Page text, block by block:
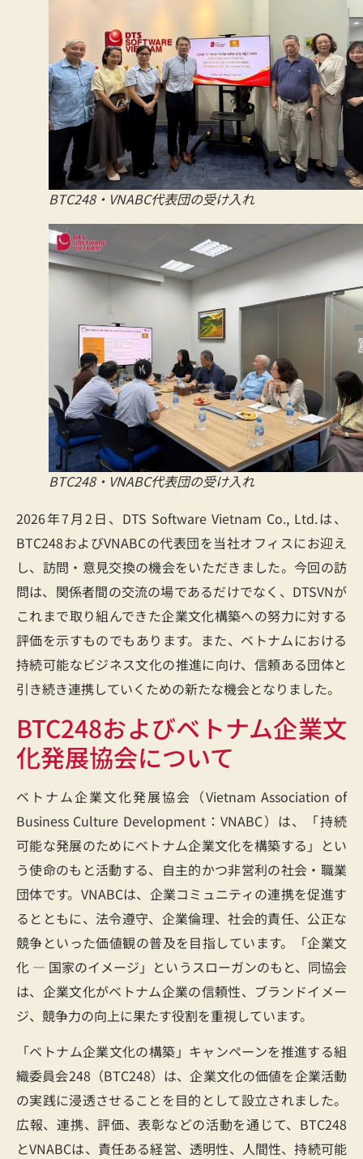
BTC248・VNABC代表団の受け入れ
BTC248・VNABC代表団の受け入れ
2026年7月2日、DTS Software Vietnam Co., Ltd.は、
BTC248およびVNABCの代表団を当社オフィスにお迎え
し、訪問・意見交換の機会をいただきました。今回の訪
問は、関係者間の交流の場であるだけでなく、DTSVNが
これまで取り組んできた企業文化構築への努力に対する
評価を示すものでもあります。また、ベトナムにおける
持続可能なビジネス文化の推進に向け、信頼ある団体と
引き続き連携していくための新たな機会となりました。
BTC248およびベトナム企業文
化発展協会について
ベトナム企業文化発展協会（Vietnam Association of
Business Culture Development：VNABC）は、「持続
可能な発展のためにベトナム企業文化を構築する」とい
う使命のもと活動する、自主的かつ非営利の社会・職業
団体です。VNABCは、企業コミュニティの連携を促進す
るとともに、法令遵守、企業倫理、社会的責任、公正な
競争といった価値観の普及を目指しています。「企業文
化 ― 国家のイメージ」というスローガンのもと、同協会
は、企業文化がベトナム企業の信頼性、ブランドイメー
ジ、競争力の向上に果たす役割を重視しています。
「ベトナム企業文化の構築」キャンペーンを推進する組
織委員会248（BTC248）は、企業文化の価値を企業活動
の実践に浸透させることを目的として設立されました。
広報、連携、評価、表彰などの活動を通じて、BTC248
とVNABCは、責任ある経営、透明性、人間性、持続可能